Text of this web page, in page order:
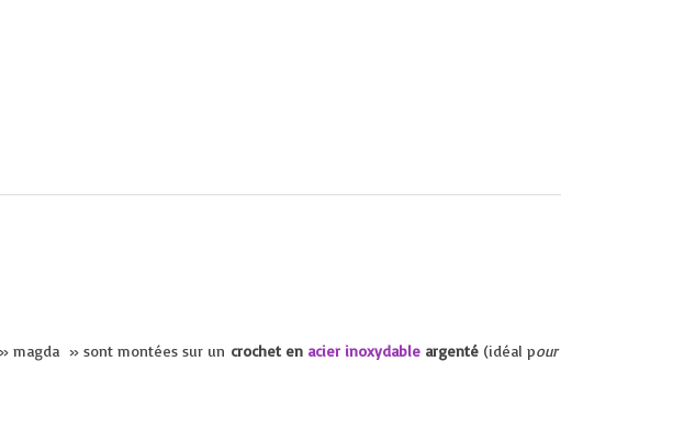
magda » sont montées sur un crochet en acier inoxydable argenté (idéal pour